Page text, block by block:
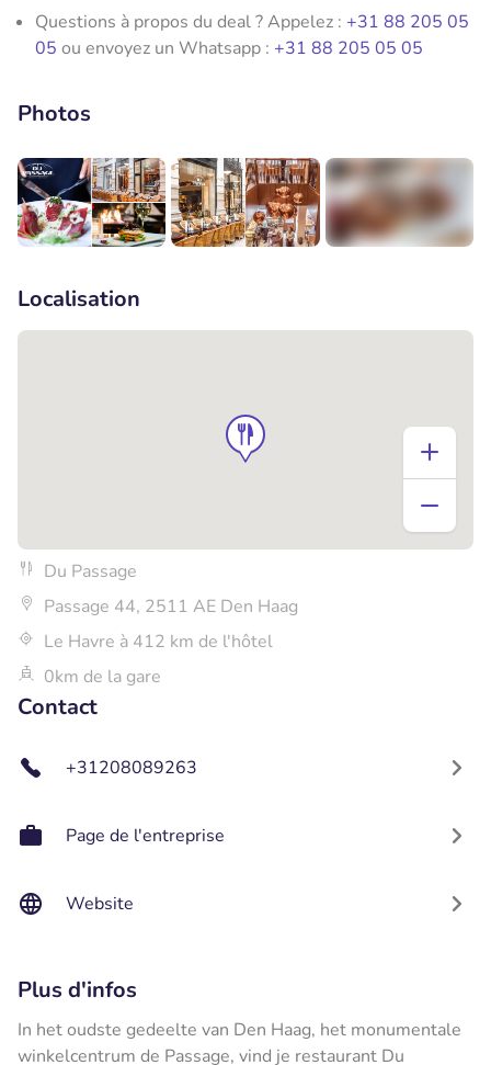
Questions à propos du deal ? Appelez : +31 88 205 05
05 ou envoyez un Whatsapp : +31 88 205 05 05
Photos
Localisation
Du Passage
Passage 44, 2511 AE Den Haag
Le Havre à 412 km de l'hôtel
0km de la gare
Contact
+31208089263
Page de l'entreprise
Website
Plus d'infos
In het oudste gedeelte van Den Haag, het monumentale
winkelcentrum de Passage, vind je restaurant Du